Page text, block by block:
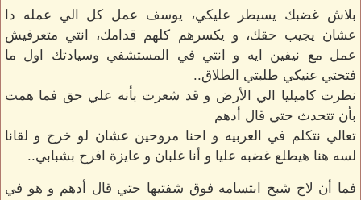
بلاش غضبك يسيطر عليكي، يوسف عمل كل الي عمله دا
عشان يجيب حقك، و يكسرهم كلهم قدامك، انتي متعرفيش
عمل مع نيفين ايه و انتي في المستشفي وسيادتك اول ما
فتحتي عنيكي طلبتي الطلاق..
نظرت كاميليا الي الأرض و قد شعرت بأنه علي حق فما همت
بأن تتحدث حتي قال أدهم
تعالي نتكلم في العربيه و احنا مروحين عشان لو خرج و لقانا
لسه هنا هيطلع غضبه عليا و أنا غلبان و عايزة افرح بشبابي..
فما أن لاح شبح ابتسامه فوق شفتيها حتي قال أدهم و هو في